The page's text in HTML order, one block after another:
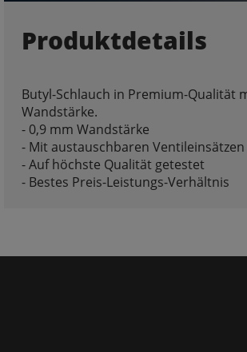
Produktdetails
Butyl-Schlauch in Premium-Qualität
Wandstärke.
- 0,9 mm Wandstärke
- Mit austauschbaren Ventileinsätzen
- Auf höchste Qualität getestet
- Bestes Preis-Leistungs-Verhältnis